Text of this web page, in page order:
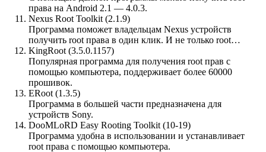
права на Android 2.1 — 4.0.3.
Nexus Root Toolkit (2.1.9)
Программа поможет владельцам Nexus устройств
получить root права в один клик. И не только root…
KingRoot (3.5.0.1157)
Популярная программа для получения root прав с
помощью компьютера, поддерживает более 60000
прошивок.
ERoot (1.3.5)
Программа в большей части предназначена для
устройств Sony.
DooMLoRD Easy Rooting Toolkit (10-19)
Программа удобна в использовании и устанавливает
root права с помощью компьютера.